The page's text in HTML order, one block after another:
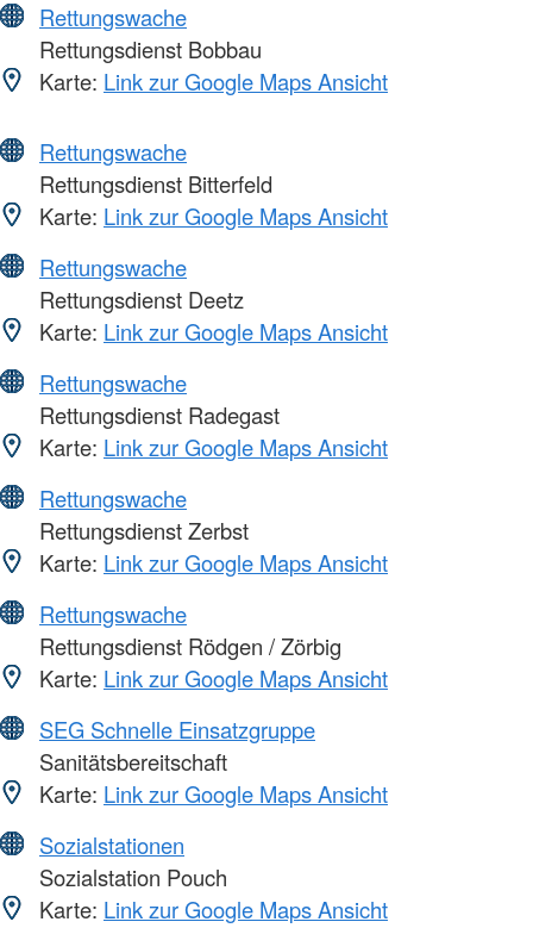
Rettungswache
Rettungsdienst Bobbau
Karte: Link zur Google Maps Ansicht
Rettungswache
Rettungsdienst Bitterfeld
Karte: Link zur Google Maps Ansicht
Rettungswache
Rettungsdienst Deetz
Karte: Link zur Google Maps Ansicht
Rettungswache
Rettungsdienst Radegast
Karte: Link zur Google Maps Ansicht
Rettungswache
Rettungsdienst Zerbst
Karte: Link zur Google Maps Ansicht
Rettungswache
Rettungsdienst Rödgen / Zörbig
Karte: Link zur Google Maps Ansicht
SEG Schnelle Einsatzgruppe
Sanitätsbereitschaft
Karte: Link zur Google Maps Ansicht
Sozialstationen
Sozialstation Pouch
Karte: Link zur Google Maps Ansicht